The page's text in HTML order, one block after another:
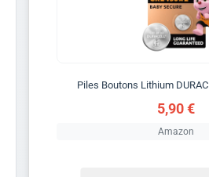
Piles Boutons Lithium
5,90 €
Amazon